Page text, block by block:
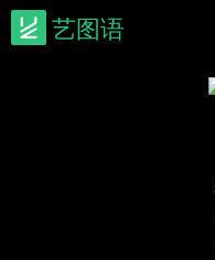
艺图语